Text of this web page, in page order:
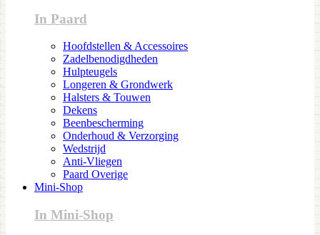
In Paard
Hoofdstellen & Accessoires
Zadelbenodigdheden
Hulpteugels
Longeren & Grondwerk
Halsters & Touwen
Dekens
Beenbescherming
Onderhoud & Verzorging
Wedstrijd
Anti-Vliegen
Paard Overige
Mini-Shop
In Mini-Shop